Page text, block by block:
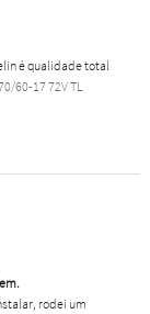
é qualidade total
60-17 72V TL
rodei um